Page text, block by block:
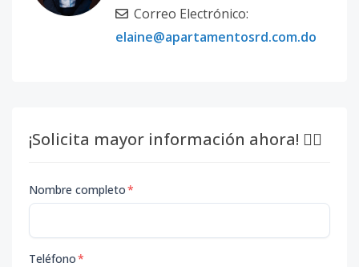
Correo Electrónico:
elaine@apartamentosrd.com.do
¡Solicita mayor información ahora! 👇🏽
Nombre completo*
Teléfono*